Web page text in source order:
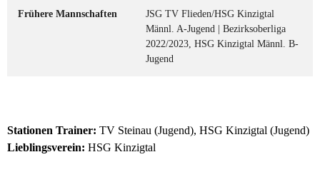
Frühere Mannschaften
JSG TV Flieden/HSG Kinzigtal
Männl. A-Jugend | Bezirksoberliga
2022/2023, HSG Kinzigtal Männl. B-
Jugend
Stationen Trainer: TV Steinau (Jugend), HSG Kinzigtal (Jugend)
Lieblingsverein: HSG Kinzigtal